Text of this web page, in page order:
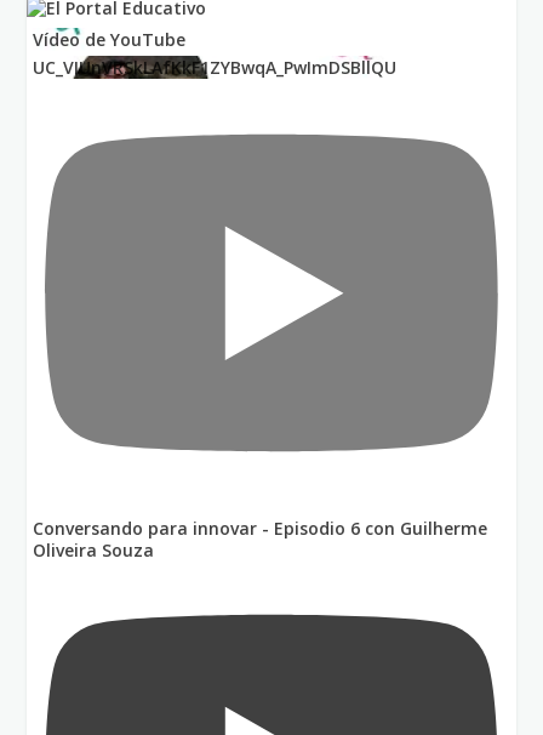
Vídeo de YouTube
UC_VIUnVRSkLAfKkF1ZYBwqA_PwImDSBllQU
Conversando para innovar - Episodio 6 con Guilherme
Oliveira Souza